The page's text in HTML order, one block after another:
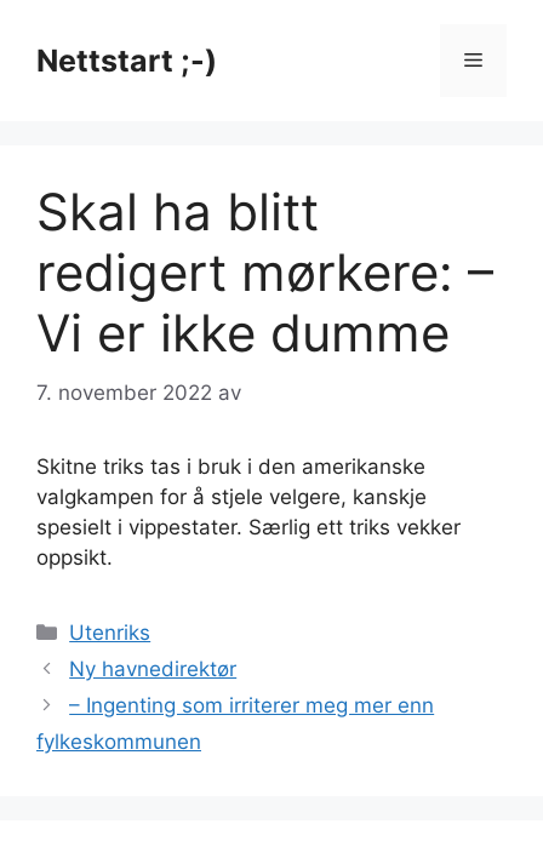
innholdNettstart ;-) Meny
Skal ha blitt
redigert mørkere: –
Vi er ikke dumme
7. november 2022 av
Skitne triks tas i bruk i den amerikanske
valgkampen for å stjele velgere, kanskje
spesielt i vippestater. Særlig ett triks vekker
oppsikt.
Kategorier
Utenriks
Ny havnedirektør
– Ingenting som irriterer meg mer enn
fylkeskommunen